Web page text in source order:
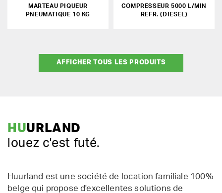
MARTEAU PIQUEUR
PNEUMATIQUE 10 KG
COMPRESSEUR 5000 L/MIN
REFR. (DIESEL)
AFFICHER TOUS LES PRODUITS
HUURLAND
louez c'est futé.
Huurland est une société de location familiale 100%
belge qui propose d'excellentes solutions de